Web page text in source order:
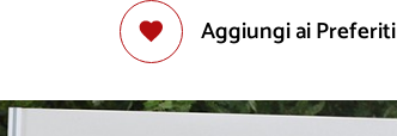
Aggiungi ai Preferiti